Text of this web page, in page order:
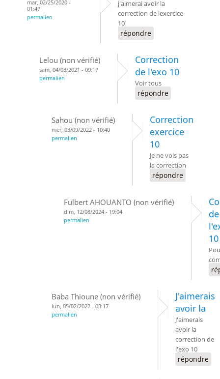
mar, 02/25/2020 -
01:47
permalien
j'aimerai avoir la
correction de lexercice
10
répondre
Lelou (non vérifié)
sam, 04/03/2021 - 09:17
permalien
Correction
de l'exo 10
Voir tous
répondre
Sahou (non vérifié)
mer, 03/09/2022 - 10:40
permalien
Correction
exercice
10
Je ne vois pas
la correction
répondre
Fulbert AHOUANTO (non vérifié)
dim, 12/08/2024 - 19:04
permalien
de
10
Baba Thioune (non vérifié)
lun, 05/02/2022 - 03:17
permalien
J'aimerais
avoir la
J'aimerais
avoir la
correction de
l'exo 10
répondre